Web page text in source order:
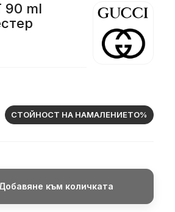
90 ml
СТОЙНОСТ НА НАМАЛЕНИЕТО%
към количката